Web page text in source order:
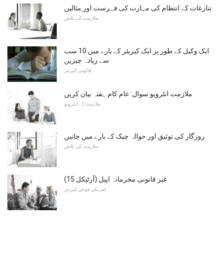
تنازعات کے انتظام کی مہارت کی فہرست اور مثالیں
ملازمت کی تلاش
ایک وکیل کے طور پر ایک کیریئر کے بارے میں 10 سب
سے زیادہ چیزیں
قانونی کیریئر
ملازمت انٹرویو سوال: عام کام ہفتہ بیان کریں
ملازمت کے انٹرویو
روزگار کی توثیق اور حوالہ چیک کے بارے میں جانیں
ملازمت کی تلاش
غیر قانونی مجرمانہ اپیل (آرٹیکل 15)
امریکی فوجی کیریئر